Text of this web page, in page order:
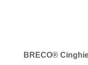
BRECO®